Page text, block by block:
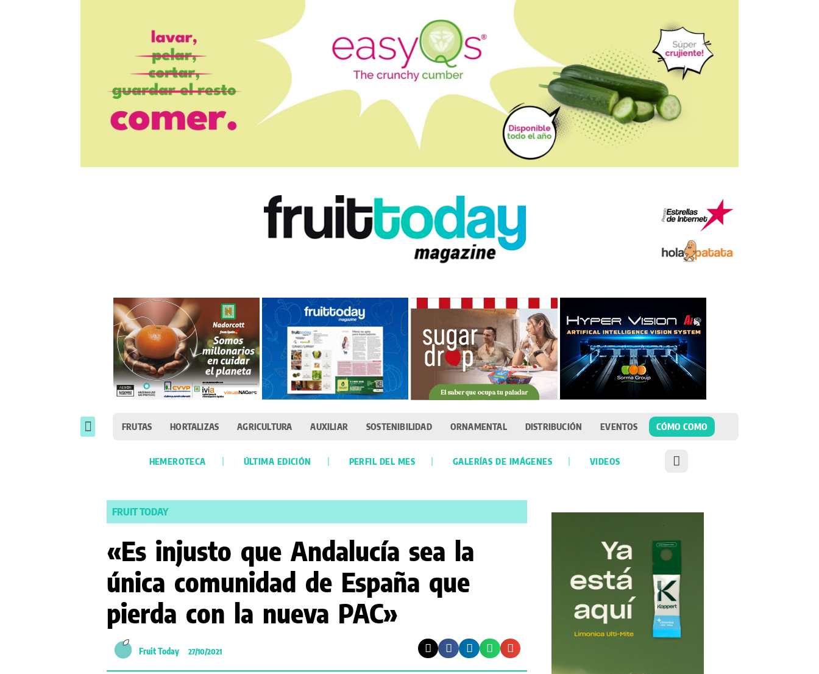
FRUTAS HORTALIZAS AGRICULTURA AUXILIAR SOSTENIBILIDAD ORNAMENTAL DISTRIBUCIÓN EVENTOS CÓMO COMO
HEMEROTECA ÚLTIMA EDICIÓN PERFIL DEL MES GALERÍAS DE IMÁGENES VIDEOS
FRUIT TODAY
«Es injusto que Andalucía sea la
única comunidad de España que
pierda con la nueva PAC»
Fruit Today 27/10/2021